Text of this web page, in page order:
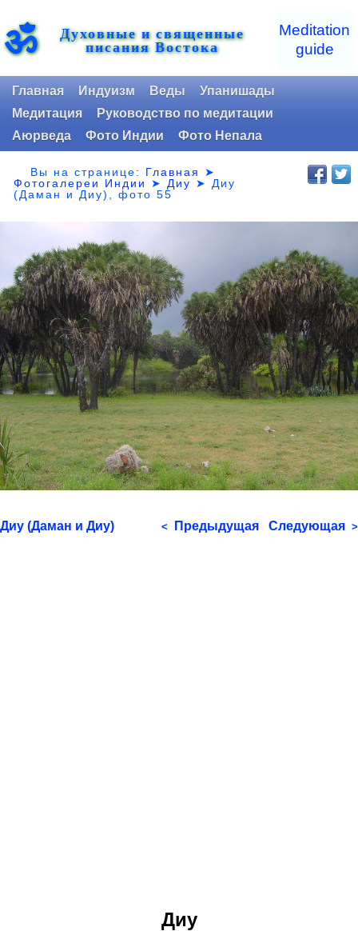
ॐ Духовные и священные
писания Востока
Meditation
guide
Главная Индуизм Веды
Упанишады
Медитация
Руководство по медитации
Аюрведа
Фото Индии Фото Непала
Вы на странице: Главная
➤
Фотогалереи Индии
➤ Диу ➤ Диу
(Даман и Диу), фото 55
Диу (Даман и Диу) < Предыдущая Следующая >
Диу